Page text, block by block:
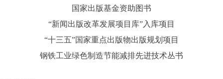
国家出版基金资助图书
“新闻出版改革发展项目库”入库项目
“十三五”国家重点出版物出版规划项目
钢铁工业绿色制造节能减排先进技术丛书